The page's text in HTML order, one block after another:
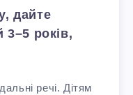
дайте
3–5 років,
речі. Дітям